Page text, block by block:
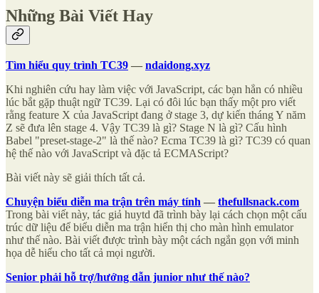
Những Bài Viết Hay
Tìm hiểu quy trình TC39 — ndaidong.xyz
Khi nghiên cứu hay làm việc với JavaScript, các bạn hẳn có nhiều
lúc bắt gặp thuật ngữ TC39. Lại có đôi lúc bạn thấy một pro viết
rằng feature X của JavaScript đang ở stage 3, dự kiến tháng Y năm
Z sẽ đưa lên stage 4. Vậy TC39 là gì? Stage N là gì? Cấu hình
Babel "preset-stage-2" là thế nào? Ecma TC39 là gì? TC39 có quan
hệ thế nào với JavaScript và đặc tả ECMAScript?
Bài viết này sẽ giải thích tất cả.
Chuyện biểu diễn ma trận trên máy tính — thefullsnack.com
Trong bài viết này, tác giả huytd đã trình bày lại cách chọn một cấu
trúc dữ liệu để biểu diễn ma trận hiển thị cho màn hình emulator
như thế nào. Bài viết được trình bày một cách ngắn gọn với minh
họa dễ hiểu cho tất cả mọi người.
Senior phải hỗ trợ/hướng dẫn junior như thế nào?